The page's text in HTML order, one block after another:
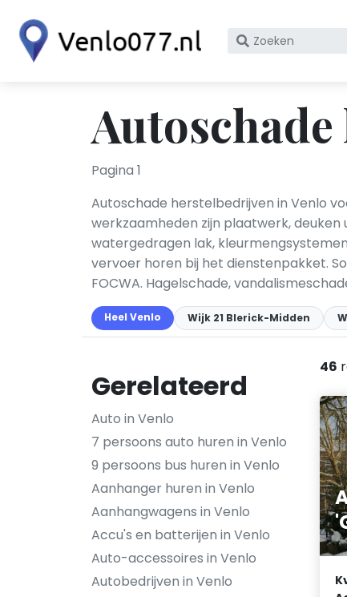
Zoek
KvK
nummer
Pagina 1
Autoschade herstelbedrijven in Venlo
werkzaamheden zijn plaatwerk,
watergedragen lak,
vervoer horen bij het dienstenpakket.
FOCWA. Hagelschade,
Heel Venlo Wijk 21 Blerick-Midden
Gerelateerd
Auto in Venlo
7 persoons auto huren in Venlo
9 persoons bus huren in Venlo
Aanhanger huren in Venlo
Aanhangwagens in Venlo
Accu's en batterijen in Venlo
Auto-accessoires in Venlo
Autobedrijven in Venlo
46